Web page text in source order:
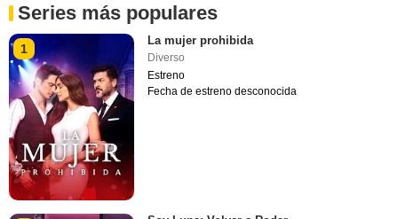
Series más populares
1
La mujer prohibida
Diverso
Estreno
Fecha de estreno desconocida